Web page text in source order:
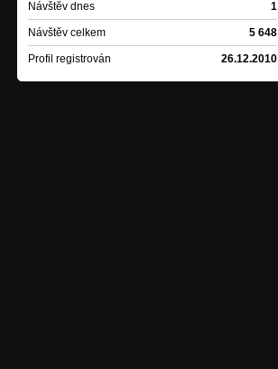
Návštěv dnes 1
Návštěv celkem 5 648
Profil registrován 26.12.2010